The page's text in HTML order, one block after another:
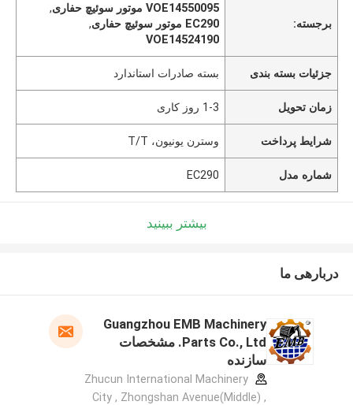
برجسته:
VOE14550095 موتور سوئیچ حفاری
,
EC290 موتور سوئیچ حفاری
,
VOE14524190
جزئیات بسته بندی بسته صادرات استاندارد
زمان تحویل 1-3 روز کاری
شرایط پرداخت وسترن یونیون، T/T
شماره مدل EC290
بیشتر ببینید
دربارهی ما
Guangzhou EMB Machinery
Parts Co., Ltd. مشخصات
سازنده
Zhucun International Machinery
City , Zhongshan Avenue(Middle) ,